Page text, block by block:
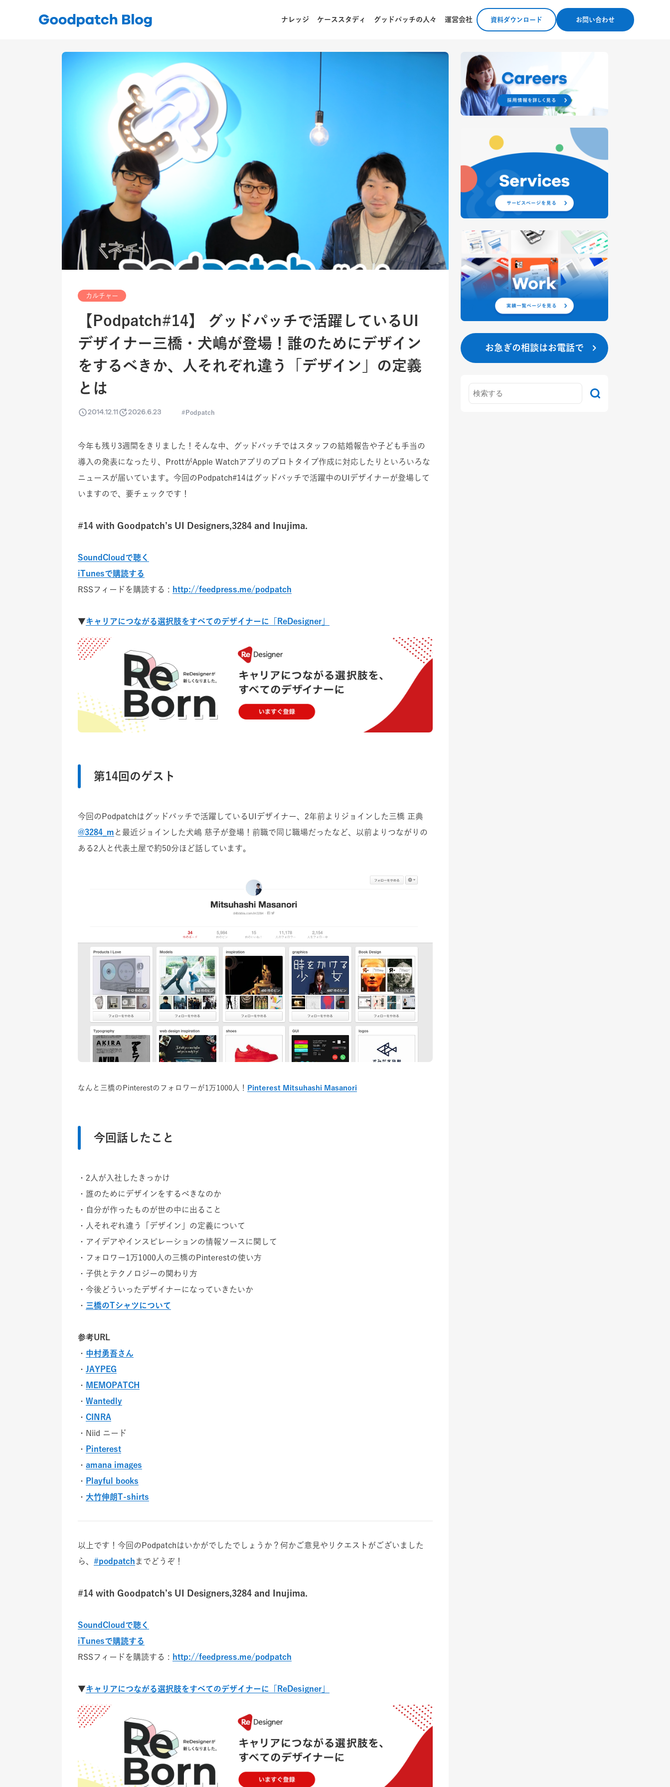
ナレッジ ケーススタディ グッドパッチの人々 運営会社 資料ダウンロード お問い合わせ
カルチャー
【Podpatch#14】 グッドパッチで活躍しているUI
デザイナー三橋・犬嶋が登場！誰のためにデザイン
をするべきか、人それぞれ違う「デザイン」の定義
とは
2014.12.11 2026.6.23 Podpatch
今年も残り3週間をきりました！そんな中、グッドパッチではスタッフの結婚報告や子ども手当の
導入の発表になったり、ProttがApple Watchアプリのプロトタイプ作成に対応したりといろいろな
ニュースが届いています。今回のPodpatch#14はグッドパッチで活躍中のUIデザイナーが登場して
いますので、要チェックです！
#14 with Goodpatch’s UI Designers,3284 and Inujima.
SoundCloudで聴く
iTunesで購読する
RSSフィードを購読する : http://feedpress.me/podpatch
▼キャリアにつながる選択肢をすべてのデザイナーに「ReDesigner」
第14回のゲスト
今回のPodpatchはグッドパッチで活躍しているUIデザイナー、2年前よりジョインした三橋 正典
@3284_m と最近ジョインした犬嶋 慈子が登場！前職で同じ職場だったなど、以前よりつながりの
ある2人と代表土屋で約50分ほど話しています。
なんと三橋のPinterestのフォロワーが1万1000人！ Pinterest Mitsuhashi Masanori
今回話したこと
・2人が入社したきっかけ
・誰のためにデザインをするべきなのか
・自分が作ったものが世の中に出ること
・人それぞれ違う「デザイン」の定義について
・アイデアやインスピレーションの情報ソースに関して
・フォロワー1万1000人の三橋のPinterestの使い方
・子供とテクノロジーの関わり方
・今後どういったデザイナーになっていきたいか
・ 三橋のTシャツについて
参考URL
・ 中村勇吾さん
・ JAYPEG
・ MEMOPATCH
・ Wantedly
・ CINRA
・Niid ニード
・ Pinterest
・ amana images
・ Playful books
・ 大竹伸朗T-shirts
以上です！今回のPodpatchはいかがでしたでしょうか？何かご意見やリクエストがございました
ら、 #podpatch までどうぞ！
#14 with Goodpatch’s UI Designers,3284 and Inujima.
SoundCloudで聴く
iTunesで購読する
RSSフィードを購読する : http://feedpress.me/podpatch
▼キャリアにつながる選択肢をすべてのデザイナーに「ReDesigner」
お急ぎの相談はお電話で